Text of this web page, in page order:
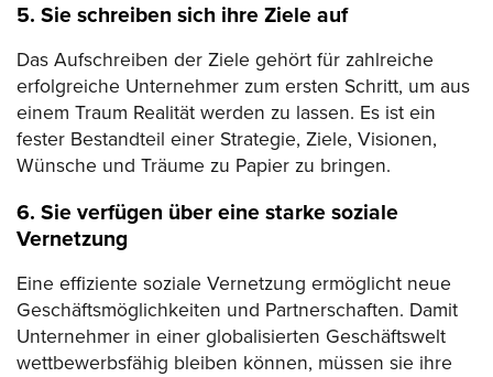
5. Sie schreiben sich ihre Ziele auf
Das Aufschreiben der Ziele gehört für zahlreiche
erfolgreiche Unternehmer zum ersten Schritt, um aus
einem Traum Realität werden zu lassen. Es ist ein
fester Bestandteil einer Strategie, Ziele, Visionen,
Wünsche und Träume zu Papier zu bringen.
6. Sie verfügen über eine starke soziale
Vernetzung
Eine effiziente soziale Vernetzung ermöglicht neue
Geschäftsmöglichkeiten und Partnerschaften. Damit
Unternehmer in einer globalisierten Geschäftswelt
wettbewerbsfähig bleiben können, müssen sie ihre